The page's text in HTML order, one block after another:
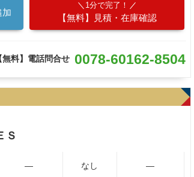
加
1分で完了！
【無料】見積・在庫確認
無料】電話問合せ 0078-60162-8504
Ｓ
― なし ―